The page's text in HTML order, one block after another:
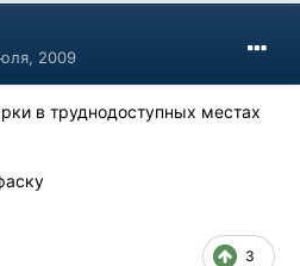
2009
в труднодоступных местах
3